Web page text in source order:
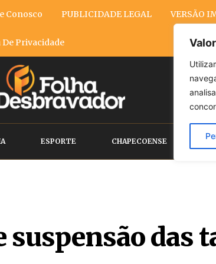
Conosco PUBLICIDADE LEGAL VERSÃO
Privacidade
ESPORTE CHAPECOENSE
das